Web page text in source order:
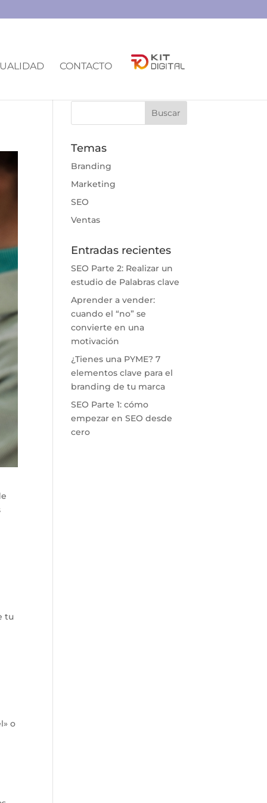
CONTACTO
tu
o
Temas
Branding
Marketing
SEO
Ventas
Entradas recientes
SEO Parte 2: Realizar un
estudio de Palabras clave
Aprender a vender:
cuando el “no” se
convierte en una
motivación
¿Tienes una PYME? 7
elementos clave para el
branding de tu marca
SEO Parte 1: cómo
empezar en SEO desde
cero